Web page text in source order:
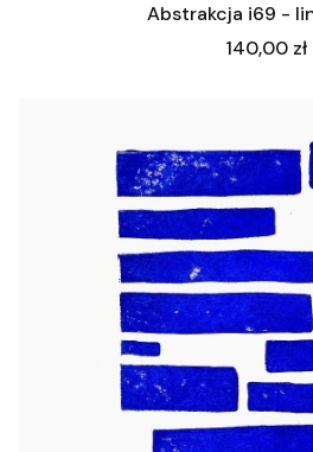
Abstrakcja i69 -
Cena
140,00 zł